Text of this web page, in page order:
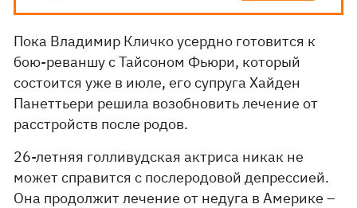
Пока Владимир Кличко усердно готовится к
бою-реваншу с Тайсоном Фьюри, который
состоится уже в июле, его супруга Хайден
Панеттьери решила возобновить лечение от
расстройств после родов.
26-летняя голливудская актриса никак не
может справится с послеродовой депрессией.
Она продолжит лечение от недуга в Америке –